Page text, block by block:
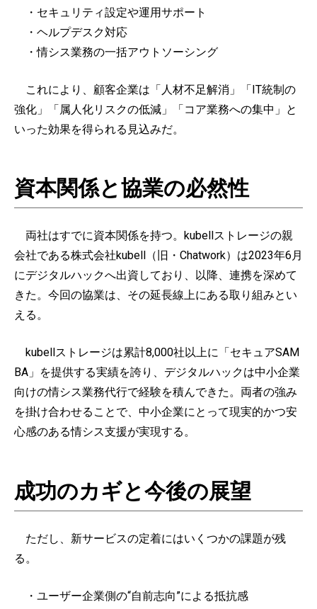
・セキュリティ設定や運用サポート
・ヘルプデスク対応
・情シス業務の一括アウトソーシング
これにより、顧客企業は「人材不足解消」「IT統制の
強化」「属人化リスクの低減」「コア業務への集中」と
いった効果を得られる見込みだ。
資本関係と協業の必然性
両社はすでに資本関係を持つ。kubellストレージの親
会社である株式会社kubell（旧・Chatwork）は2023年6月
にデジタルハックへ出資しており、以降、連携を深めて
きた。今回の協業は、その延長線上にある取り組みとい
える。
kubellストレージは累計8,000社以上に「セキュアSAM
BA」を提供する実績を誇り、デジタルハックは中小企業
向けの情シス業務代行で経験を積んできた。両者の強み
を掛け合わせることで、中小企業にとって現実的かつ安
心感のある情シス支援が実現する。
成功のカギと今後の展望
ただし、新サービスの定着にはいくつかの課題が残
る。
・ユーザー企業側の“自前志向”による抵抗感